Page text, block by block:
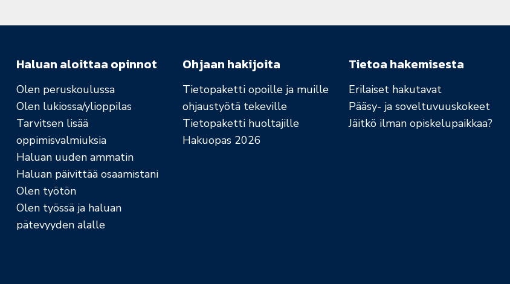
Haluan aloittaa opinnot
Olen peruskoulussa
Olen lukiossa/ylioppilas
Tarvitsen lisää
oppimisvalmiuksia
Haluan uuden ammatin
Haluan päivittää osaamistani
Olen työtön
Olen työssä ja haluan
pätevyyden alalle
Ohjaan hakijoita
Tietopaketti opoille ja muille
ohjaustyötä tekeville
Tietopaketti huoltajille
Hakuopas 2026
Tietoa hakemisesta
Erilaiset hakutavat
Pääsy- ja soveltuvuuskokeet
Jäitkö ilman opiskelupaikkaa?